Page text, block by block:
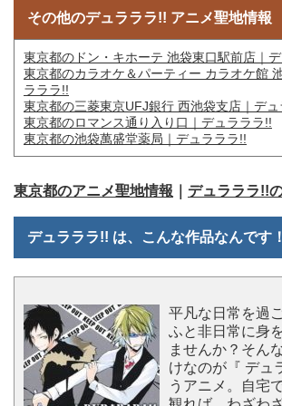
その他のデュラララ!! アニメ聖地情報
東京都のドン・キホーテ 池袋東口駅前店｜
東京都のカラオケ＆パーティー カラオケ館
ラララ!!
東京都の三菱東京UFJ銀行 西池袋支店｜デュ
東京都のロマンス通り入り口｜デュラララ!!
東京都の池袋萬盛堂薬局｜デュラララ!!
東京都のアニメ聖地情報 デュラララ!!
デュラララ!! は、こんな作品なんです！
平凡な日常を過
ふと非日常に身
ませんか？そん
けなのが『 デュ
うアニメ。自宅